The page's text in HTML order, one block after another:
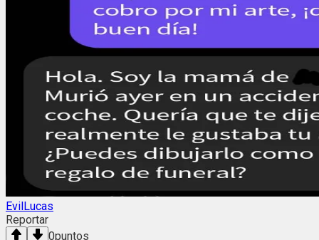
EvilLucas
Reportar
0puntos